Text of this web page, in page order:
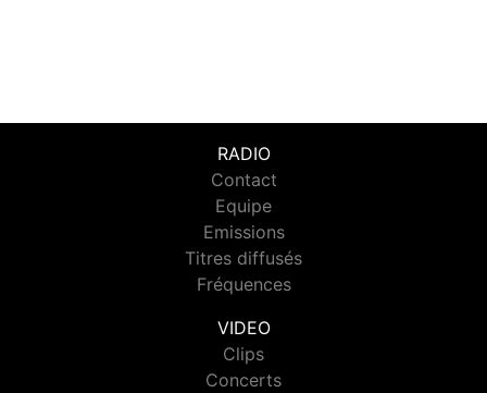
RADIO
Contact
Equipe
Emissions
Titres diffusés
Fréquences
VIDEO
Clips
Concerts